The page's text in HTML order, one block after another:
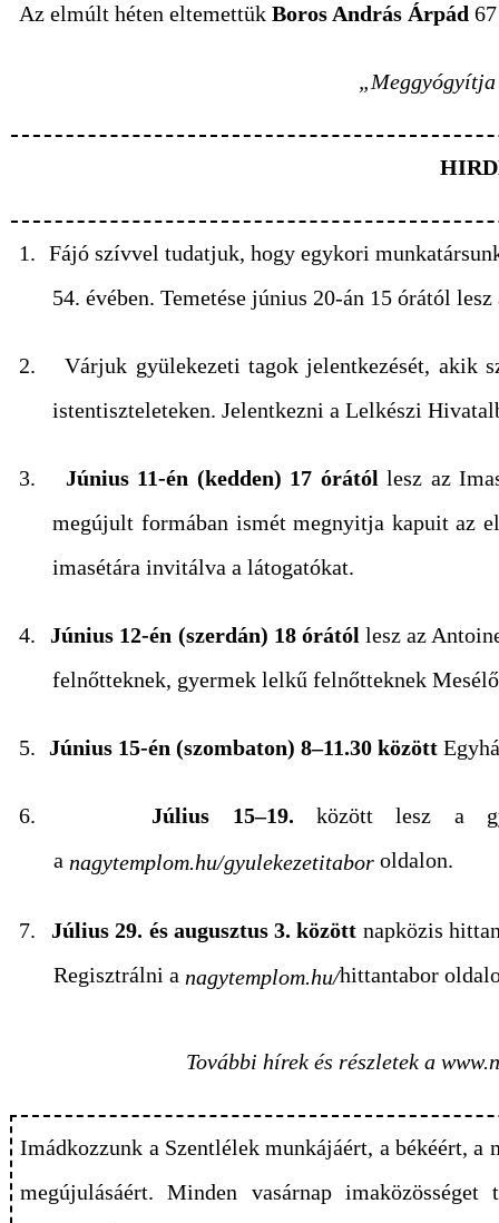
Az elmúlt héten eltemettükBoros András Árpád
„Meggyógyítja
1. Fájó szívvel tudatjuk, hogy egykori
54. évében. Temetése június 20-án 15 órától
2.
Várjuk gyülekezeti tagok jelentkezését, akik
istentiszteleteken. Jelentkezni a Lelkészi
3. Június 11-én (kedden) 17 órától lesz az
megújult formában ismét megnyitja kapuit az
imasétára invitálva a látogatókat.
4. Június 12-én (szerdán) 18 órátóllesz az
felnőtteknek, gyermek lelkű felnőtteknek
5. Június 15-én (szombaton) 8–11.30 között
6. Július 15–19. között lesz a
a nagytemplom.hu/gyulekezetitabor oldalon.
7. Július 29. és augusztus 3. között napközis
Regisztrálni a nagytemplom.hu/hittantabor
További hírek és részletek a
Imádkozzunk a Szentlélek munkájáért, a békéért, a
megújulásáért. Minden vasárnap